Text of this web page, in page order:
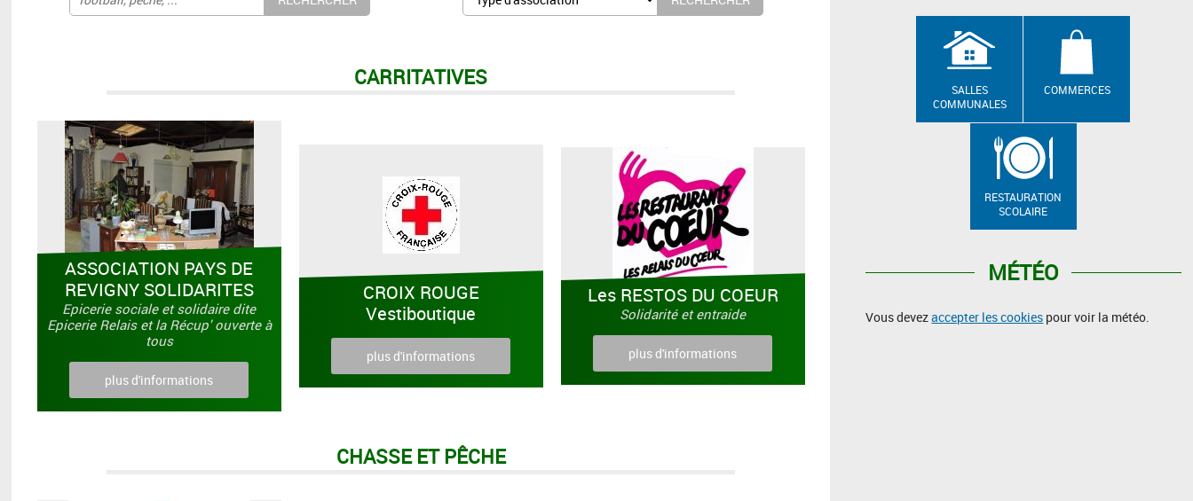
CARRITATIVES
ASSOCIATION PAYS DE
REVIGNY SOLIDARITES
Epicerie sociale et solidaire dite
Epicerie Relais et la Récup' ouverte à
tous
plus d'informations
CROIX ROUGE
Vestiboutique
plus d'informations
Les RESTOS DU COEUR
Solidarité et entraide
plus d'informations
CHASSE ET PÊCHE
SALLES
COMMUNALES
COMMERCES
RESTAURATION
SCOLAIRE
MÉTÉO
Vous devezaccepter les cookies pour voir la météo.